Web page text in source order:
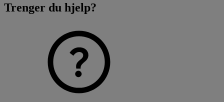
Trenger du hjelp?